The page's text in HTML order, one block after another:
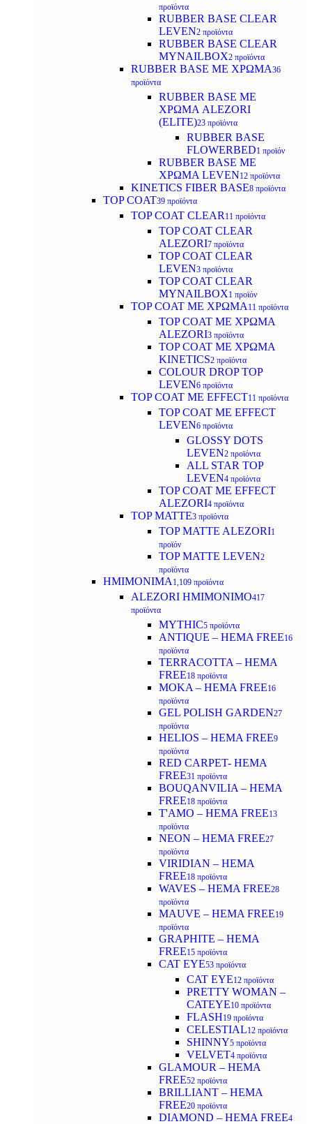
προϊόντα
RUBBER BASE CLEAR
LEVEN2 προϊόντα
RUBBER BASE CLEAR
MYNAILBOX2 προϊόντα
RUBBER BASE ΜΕ ΧΡΩΜΑ36
προϊόντα
RUBBER BASE ΜΕ
ΧΡΩΜΑ ALEZORI
(ELITE)23 προϊόντα
RUBBER BASE
FLOWERBED1 προϊόν
RUBBER BASE ΜΕ
ΧΡΩΜΑ LEVEN12 προϊόντα
KINETICS FIBER BASE8 προϊόντα
TOP COAT39 προϊόντα
TOP COAT CLEAR 11 προϊόντα
TOP COAT CLEAR
ALEZORI7 προϊόντα
TOP COAT CLEAR
LEVEN3 προϊόντα
TOP COAT CLEAR
MYNAILBOX1 προϊόν
TOP COAT ΜΕ ΧΡΩΜΑ 11 προϊόντα
TOP COAT ΜΕ ΧΡΩΜΑ
ALEZORI3 προϊόντα
TOP COAT ΜΕ ΧΡΩΜΑ
KINETICS2 προϊόντα
COLOUR DROP TOP
LEVEN6 προϊόντα
TOP COAT ΜΕ EFFECT11 προϊόντα
TOP COAT ME EFFECT
LEVEN6 προϊόντα
GLOSSY DOTS
LEVEN2 προϊόντα
ALL STAR TOP
LEVEN4 προϊόντα
TOP COAT ME EFFECT
ALEZORI4 προϊόντα
TOP MATTE3 προϊόντα
TOP MATTE ALEZORI1
προϊόν
TOP MATTE LEVEN2
προϊόντα
ΗΜΙΜΟΝΙΜΑ 1,109 προϊόντα
ALEZORI ΗΜΙΜΟΝΙΜΟ417
προϊόντα
MYTHIC5 προϊόντα
ANTIQUE – HEMA FREE16
προϊόντα
TERRACOTTA – HEMA
FREE18 προϊόντα
MOKA – HEMA FREE16
προϊόντα
GEL POLISH GARDEN27
προϊόντα
HELIOS – HEMA FREE9
προϊόντα
RED CARPET- HEMA
FREE31 προϊόντα
BOUQANVILIA – HEMA
FREE18 προϊόντα
T'AMO – HEMA FREE13
προϊόντα
NEON – HEMA FREE27
προϊόντα
VIRIDIAN – HEMA
FREE18 προϊόντα
WAVES – HEMA FREE28
προϊόντα
MAUVE – HEMA FREE19
προϊόντα
GRAPHITE – HEMA
FREE15 προϊόντα
CAT EYE53 προϊόντα
CAT EYE12 προϊόντα
PRETTY WOMAN –
CATEYE10 προϊόντα
FLASH19 προϊόντα
CELESTIAL12 προϊόντα
SHINNY5 προϊόντα
VELVET4 προϊόντα
GLAMOUR – HEMA
FREE52 προϊόντα
BRILLIANT – HEMA
FREE20 προϊόντα
DIAMOND – HEMA FREE4